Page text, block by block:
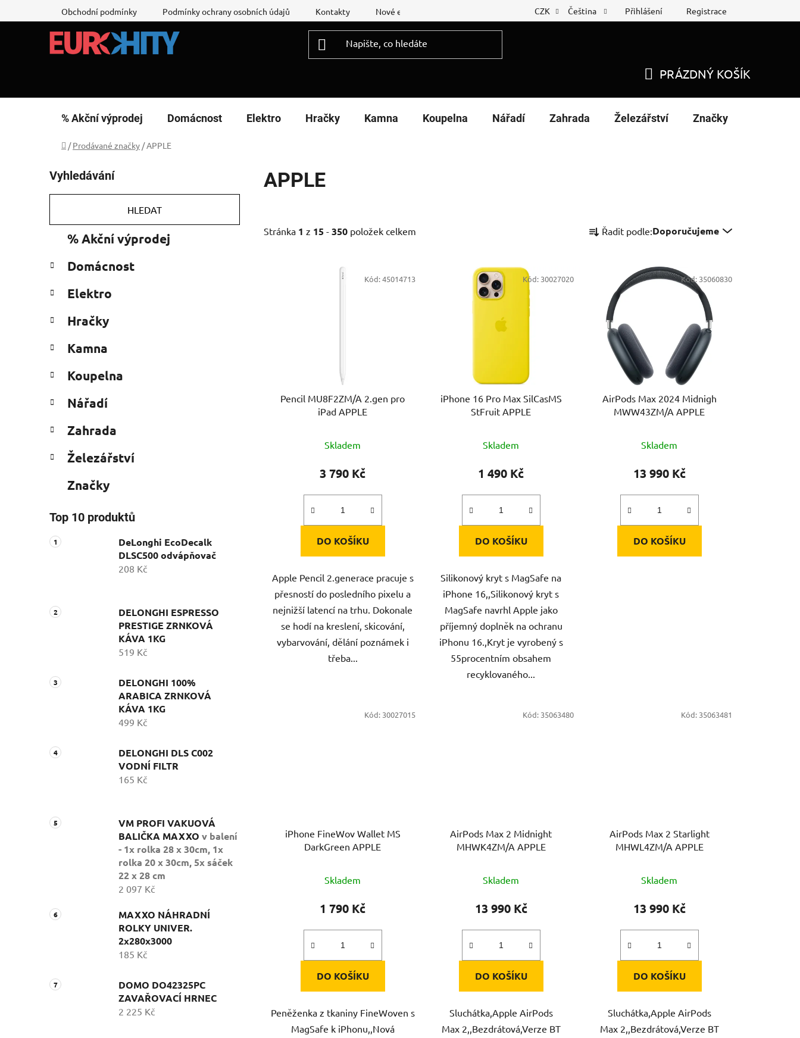
na
Obchodní podmínky Podmínky ochrany osobních údajů Kontakty Nové energetické štítky Reklamační list Nákup na splátky
CZK Čeština Přihlášení Registrace
KOŠÍK
PRÁZDNÝ KOŠÍK
% Akční výprodej Domácnost Elektro Hračky Kamna Koupelna Nářadí Zahrada Železářství Značky
Domů
/ Prodávané značky / APPLE
o
s
r
n
í
a
e
Vyhledávání
HLEDAT
kategorie
e
o
i
% Akční výprodej
Domácnost
Elektro
Hračky
Kamna
Koupelna
Nářadí
Zahrada
Železářství
Značky
Top 10 produktů
DeLonghi EcoDecalk
DLSC500 odvápňovač
208 Kč
DELONGHI ESPRESSO
PRESTIGE ZRNKOVÁ
KÁVA 1KG
519 Kč
DELONGHI 100%
ARABICA ZRNKOVÁ
KÁVA 1KG
499 Kč
DELONGHI DLS C002
VODNÍ FILTR
165 Kč
VM PROFI VAKUOVÁ
BALIČKA MAXXO v balení
- 1x rolka 28 x 30cm, 1x
rolka 20 x 30cm, 5x sáček
22 x 28 cm
2 097 Kč
MAXXO NÁHRADNÍ
ROLKY UNIVER.
2x280x3000
185 Kč
DOMO DO42325PC
ZAVAŘOVACÍ HRNEC
2 225 Kč
APPLE
Stránka 1 z 15 - 350 položek celkem
a Řadit podle:Doporučujeme
Pencil MU8F2ZM/A 2.gen pro
iPad APPLE
Skladem
3 790 Kč
DO KOŠÍKU
Apple Pencil 2.generace pracuje s
přesností do posledního pixelu a
nejnižší latencí na trhu. Dokonale
se hodí na kreslení, skicování,
vybarvování, dělání poznámek i
třeba...
Kód:45014713
iPhone 16 Pro Max SilCasMS
StFruit APPLE
Skladem
1 490 Kč
DO KOŠÍKU
Silikonový kryt s MagSafe na
iPhone 16,,Silikonový kryt s
MagSafe navrhl Apple jako
příjemný doplněk na ochranu
iPhonu 16.,Kryt je vyrobený s
55procentním obsahem
recyklovaného...
Kód: 30027020
AirPods Max 2024 Midnigh
MWW43ZM/A APPLE
Skladem
13 990 Kč
DO KOŠÍKU
Kód: 35060830
iPhone FineWov Wallet MS
DarkGreen APPLE
Skladem
1 790 Kč
DO KOŠÍKU
Peněženka z tkaniny FineWoven s
MagSafe k iPhonu,,Nová
Kód: 30027015
AirPods Max 2 Midnight
MHWK4ZM/A APPLE
Skladem
13 990 Kč
DO KOŠÍKU
Sluchátka,Apple AirPods
Max 2,,Bezdrátová,Verze BT
Kód: 35063480
AirPods Max 2 Starlight
MHWL4ZM/A APPLE
Skladem
13 990 Kč
DO KOŠÍKU
Sluchátka,Apple AirPods
Max 2,,Bezdrátová,Verze BT
Kód: 35063481